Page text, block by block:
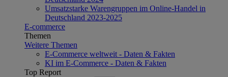
Umsatzstarke Warengruppen im Online-Handel in
Deutschland 2023-2025
E-commerce
Themen
Weitere Themen
E-Commerce weltweit - Daten & Fakten
KI im E-Commerce - Daten & Fakten
Top Report